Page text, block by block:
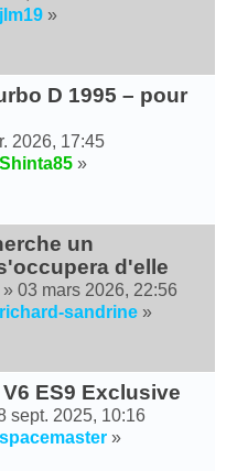
jlm19 »
D 1995 – pour
2026, 17:45
Shinta85 »
un
d'elle
» 03 mars 2026, 22:56
richard-sandrine »
ES9 Exclusive
sept. 2025, 10:16
spacemaster »